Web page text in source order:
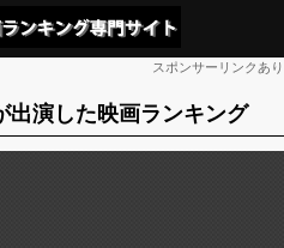
スポンサーリンクあり
出演した映画ランキング